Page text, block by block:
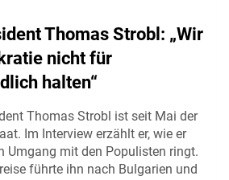
Thomas Strobl: „Wir
nicht für
halten“
Thomas Strobl ist seit Mai der
Im Interview erzählt er, wie er
Umgang mit den Populisten ringt.
führte ihn nach Bulgarien und